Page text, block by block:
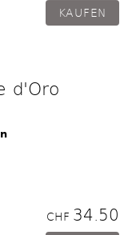
d'Oro
CHF 34.50